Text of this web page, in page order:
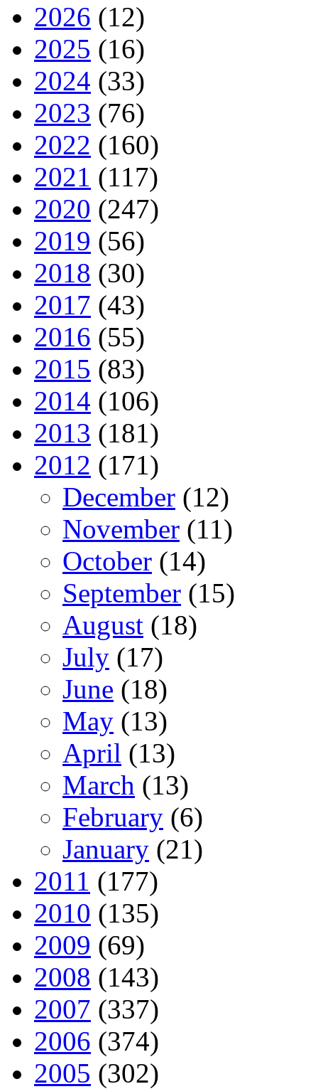
2026 (12)
2025 (16)
2024 (33)
2023 (76)
2022 (160)
2021 (117)
2020 (247)
2019 (56)
2018 (30)
2017 (43)
2016 (55)
2015 (83)
2014 (106)
2013 (181)
2012 (171)
December (12)
November (11)
October (14)
September (15)
August (18)
July (17)
June (18)
May (13)
April (13)
March (13)
February (6)
January (21)
2011 (177)
2010 (135)
2009 (69)
2008 (143)
2007 (337)
2006 (374)
2005 (302)